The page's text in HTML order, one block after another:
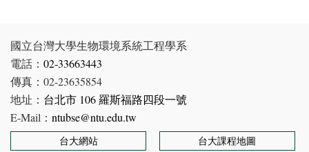
國立台灣大學生物環境系統工程學系
電話： 02-33663443
傳真：02-23635854
地址： 台北市 106 羅斯福路四段一號
E-Mail： ntubse@ntu.edu.tw
台大網站 台大課程地圖